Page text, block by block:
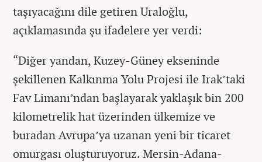
taşıyacağını dile getiren Uraloğlu,
açıklamasında şu ifadelere yer verdi:
“Diğer yandan, Kuzey-Güney ekseninde
şekillenen Kalkınma Yolu Projesi ile Irak’taki
Fav Limanı’ndan başlayarak yaklaşık bin 200
kilometrelik hat üzerinden ülkemize ve
buradan Avrupa’ya uzanan yeni bir ticaret
omurgası oluşturuyoruz. Mersin-Adana-